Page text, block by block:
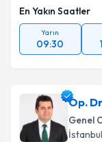
En Yakın Saatler
Yarın
09:30
Op.
Genel
İstanbul